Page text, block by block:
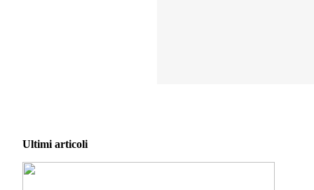
Ultimi articoli